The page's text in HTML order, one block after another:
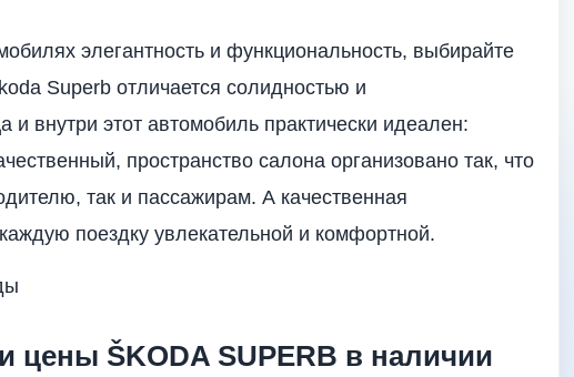
элегантность и функциональность, выбирайте
Superb отличается солидностью и
и внутри этот автомобиль практически идеален:
пространство салона организовано так, что
так и пассажирам. А качественная
поездку увлекательной и комфортной.
цены ŠKODA SUPERB в наличии